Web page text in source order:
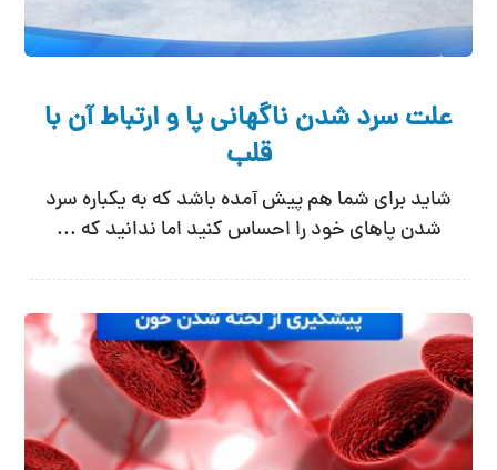
علت سرد شدن ناگهانی پا و ارتباط آن با
قلب
شاید برای شما هم پیش آمده باشد که به یکباره سرد
شدن پاهای خود را احساس کنید اما ندانید که ...